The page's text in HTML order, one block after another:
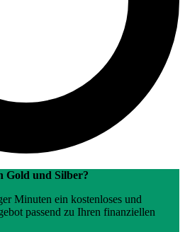
Gold und Silber?
Minuten ein kostenloses und
passend zu Ihren finanziellen